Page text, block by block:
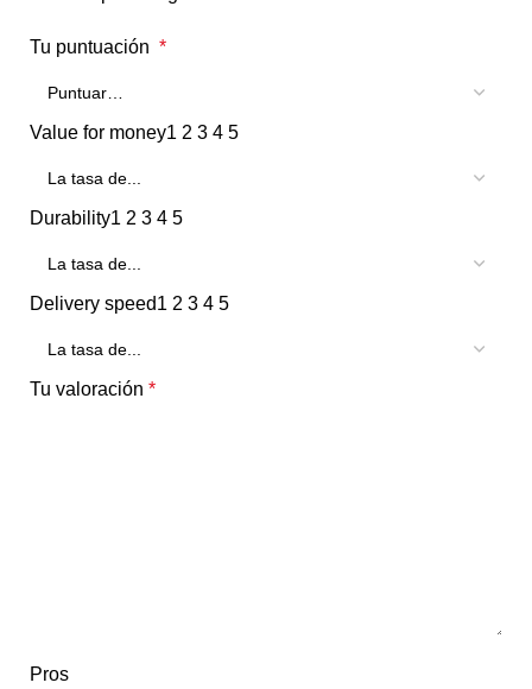
Tu puntuación *
Value for money1 2 3 4 5
Durability1 2 3 4 5
Delivery speed1 2 3 4 5
Tu valoración *
Pros